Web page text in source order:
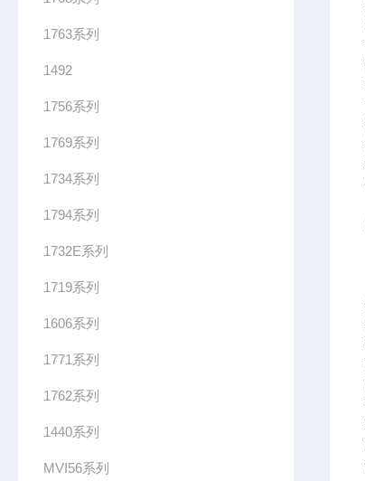
1763系列
1492
1756系列
1769系列
1734系列
1794系列
1732E系列
1719系列
1606系列
1771系列
1762系列
1440系列
MVI56系列